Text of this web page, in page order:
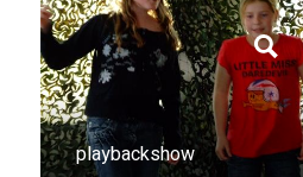
playbackshow